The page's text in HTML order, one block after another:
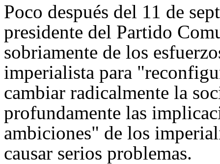
Poco después del 11 de
presidente del Partido
sobriamente de los
imperialista para
cambiar radicalmente la
profundamente las
ambiciones" de los
causar serios problemas.